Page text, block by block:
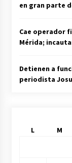
en gran parte
Cae operador
Mérida;
Detienen a
periodista
L M